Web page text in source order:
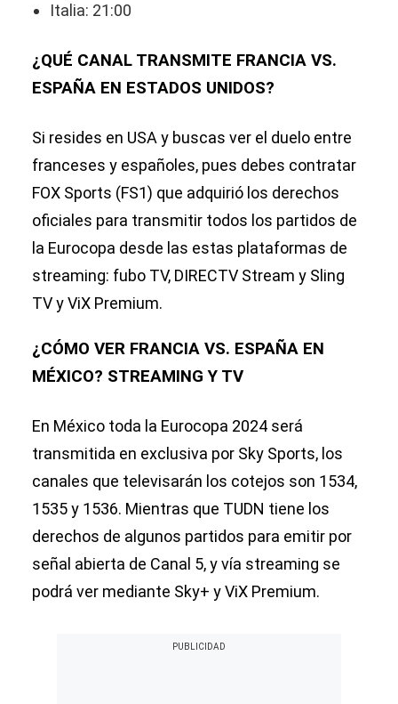
Italia: 21:00
¿QUÉ CANAL TRANSMITE FRANCIA VS.
ESPAÑA EN ESTADOS UNIDOS?
Si resides en USA y buscas ver el duelo entre
franceses y españoles, pues debes contratar
FOX Sports (FS1) que adquirió los derechos
oficiales para transmitir todos los partidos de
la Eurocopa desde las estas plataformas de
streaming: fubo TV, DIRECTV Stream y Sling
TV y ViX Premium.
¿CÓMO VER FRANCIA VS. ESPAÑA EN
MÉXICO? STREAMING Y TV
En México toda la Eurocopa 2024 será
transmitida en exclusiva por Sky Sports, los
canales que televisarán los cotejos son 1534,
1535 y 1536. Mientras que TUDN tiene los
derechos de algunos partidos para emitir por
señal abierta de Canal 5, y vía streaming se
podrá ver mediante Sky+ y ViX Premium.